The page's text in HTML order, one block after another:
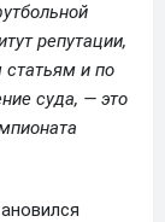
репутации,
статьям и по
суда, — это